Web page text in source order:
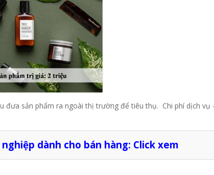
đưa sản phẩm ra ngoài thị trường để tiêu thụ. Chi phí dịch vụ
dành cho bán hàng: Click xem